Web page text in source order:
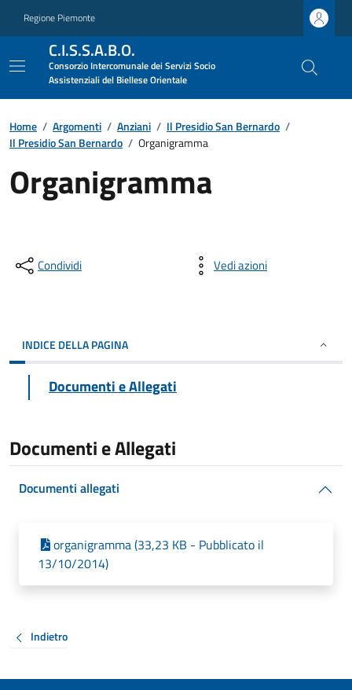
Regione Piemonte
C.I.S.S.A.B.O.
Consorzio Intercomunale dei Servizi Socio
Assistenziali del Biellese Orientale
Home / Argomenti / Anziani / Il Presidio San Bernardo /
Il Presidio San Bernardo / Organigramma
Organigramma
Condividi Vedi azioni
INDICE DELLA PAGINA
Documenti e Allegati
Documenti e Allegati
Documenti allegati
organigramma (33,23 KB - Pubblicato il
13/10/2014)
Indietro